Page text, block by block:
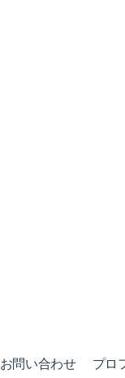
お問い合わせ プロ